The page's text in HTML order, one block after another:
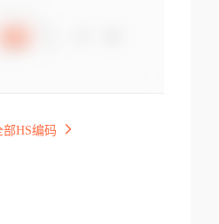
HS编码